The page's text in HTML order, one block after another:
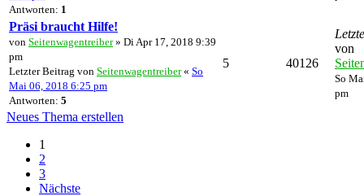
Antworten: 1
Präsi braucht Hilfe!
von Seitenwagentreiber» Di Apr 17, 2018 9:39
pm
Letzter Beitrag von Seitenwagentreiber« So
Mai 06, 2018 6:25 pm
Antworten: 5
5 40126
von
So
pm
Neues Thema erstellen
1
2
3
Nächste